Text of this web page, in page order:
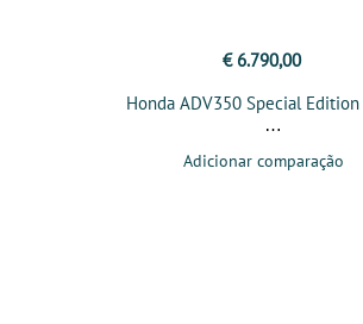
€ 6.790,00
Honda ADV350 Special
Adicionar comparação